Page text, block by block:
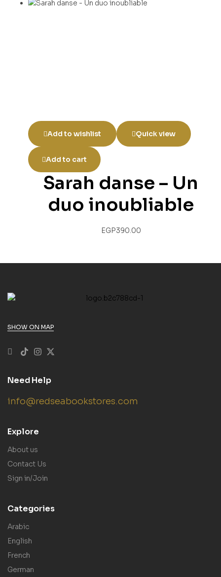
Add to wishlist Quick view
Add to cart
Sarah danse – Un
duo inoubliable
EGP390.00
SHOW ON MAP
Need Help
info@redseabookstores.com
Explore
About us
Contact Us
Sign in/Join
Categories
Arabic
English
French
German